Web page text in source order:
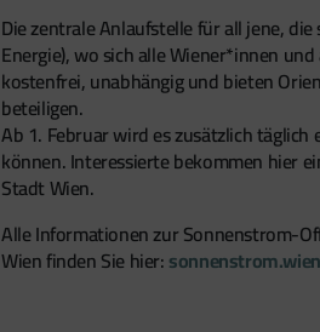
Die zentrale Anlaufstelle für all jene,
Energie), wo sich alle Wiener*innen
kostenfrei, unabhängig und bieten
beteiligen.
Ab 1. Februar wird es zusätzlich
können. Interessierte bekommen hier
Stadt Wien.
Alle Informationen zur Sonnenstrom-
Wien finden Sie hier: